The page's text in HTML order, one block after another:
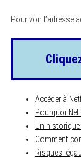
Pour voir l’adresse
Accéder à
Pourquoi
Un
Comment
Risques
h